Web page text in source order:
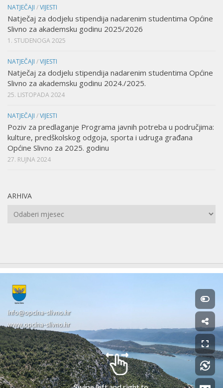
NATJEČAJI /VIJESTI
Natječaj za dodjelu stipendija nadarenim studentima Općine
Slivno za akademsku godinu 2025/2026
1. STUDENOGA 2025
NATJEČAJI /VIJESTI
Natječaj za dodjelu stipendija nadarenim studentima Općine
Slivno za akademsku godinu 2024./2025.
25. LISTOPADA 2024
NATJEČAJI /VIJESTI
Poziv za predlaganje Programa javnih potreba u područjima:
kulture, predškolskog odgoja, sporta i udruga građana
Općine Slivno za 2025. godinu
27. RUJNA 2024
ARHIVA
Arhiva